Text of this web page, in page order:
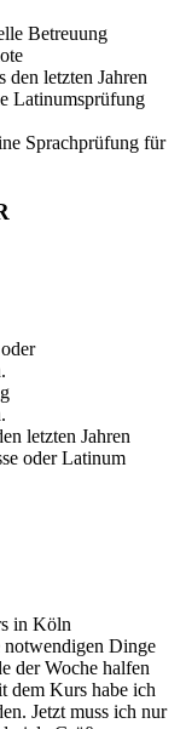
Betreuung
den letzten Jahren
Latinumsprüfung
Sprachprüfung für
letzten Jahren
oder Latinum
in Köln
Dinge
der Woche halfen
dem Kurs habe ich
Jetzt muss ich nur